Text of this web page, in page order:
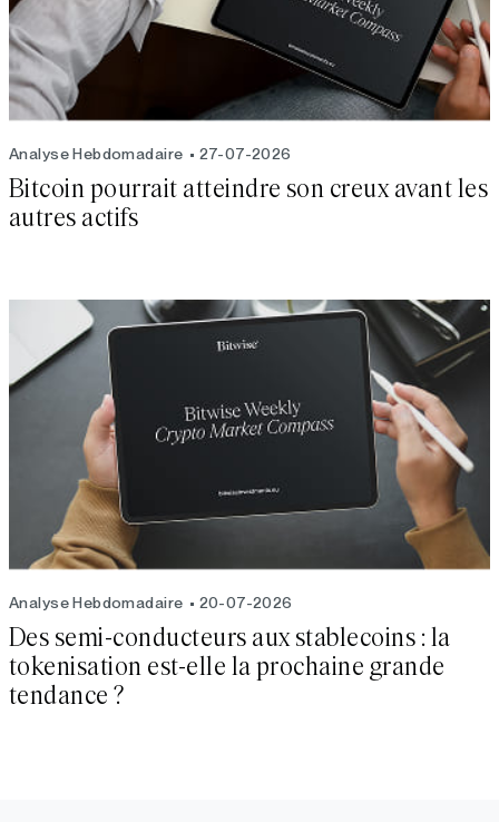
Analyse Hebdomadaire 27-07-2026
Bitcoin pourrait atteindre son creux avant les
autres actifs
Analyse Hebdomadaire 20-07-2026
Des semi-conducteurs aux stablecoins : la
tokenisation est-elle la prochaine grande
tendance ?